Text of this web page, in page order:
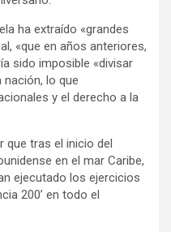
ha extraído «grandes
«que en años anteriores,
sido imposible «divisar
nación, lo que
y el derecho a la
que tras el inicio del
en el mar Caribe,
ejecutado los ejercicios
200’ en todo el